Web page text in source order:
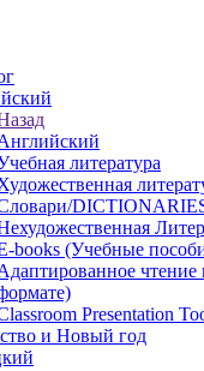
литература
books (Учебные
чтение
Presentation
и Новый год